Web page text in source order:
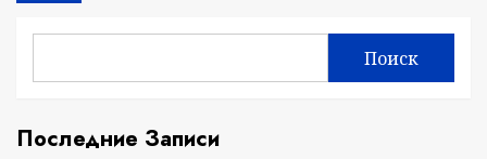
Поиск
Последние Записи